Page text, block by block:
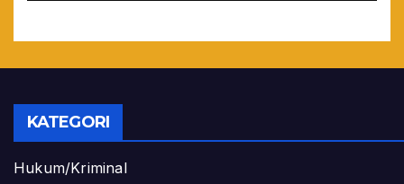
KATEGORI
Hukum/Kriminal